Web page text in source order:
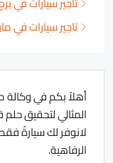
تاجير سيارات في
أهلاً بكم في وكالة
المثالي لتحقيق
لانوفر لك سيارةً
الرفاهية.